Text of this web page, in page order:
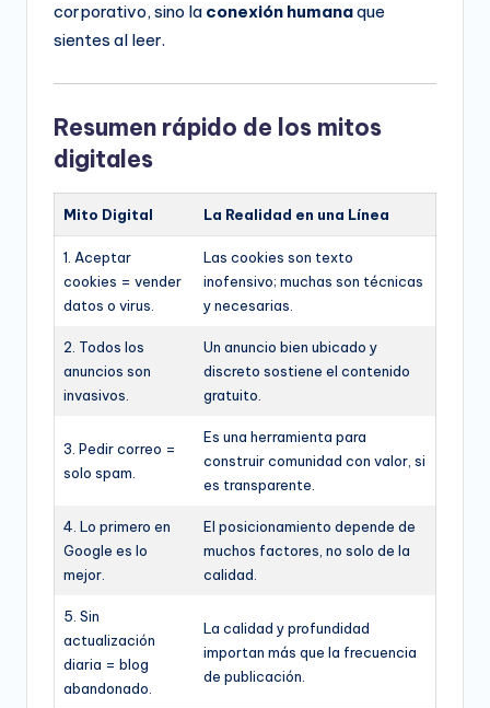
corporativo, sino la conexión humanaque
sientes al leer.
Resumen rápido de los mitos
digitales
Mito Digital La Realidad en una Línea
1. Aceptar
cookies = vender
datos o virus.
Las cookies son texto
inofensivo; muchas son técnicas
y necesarias.
2. Todos los
anuncios son
invasivos.
Un anuncio bien ubicado y
discreto sostiene el contenido
gratuito.
3. Pedir correo =
solo spam.
Es una herramienta para
construir comunidad con valor, si
es transparente.
4. Lo primero en
Google es lo
mejor.
El posicionamiento depende de
muchos factores, no solo de la
calidad.
5. Sin
actualización
diaria = blog
abandonado.
La calidad y profundidad
importan más que la frecuencia
de publicación.